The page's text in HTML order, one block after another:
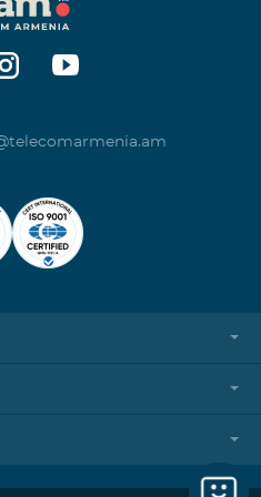
Освещение — 3 зоны